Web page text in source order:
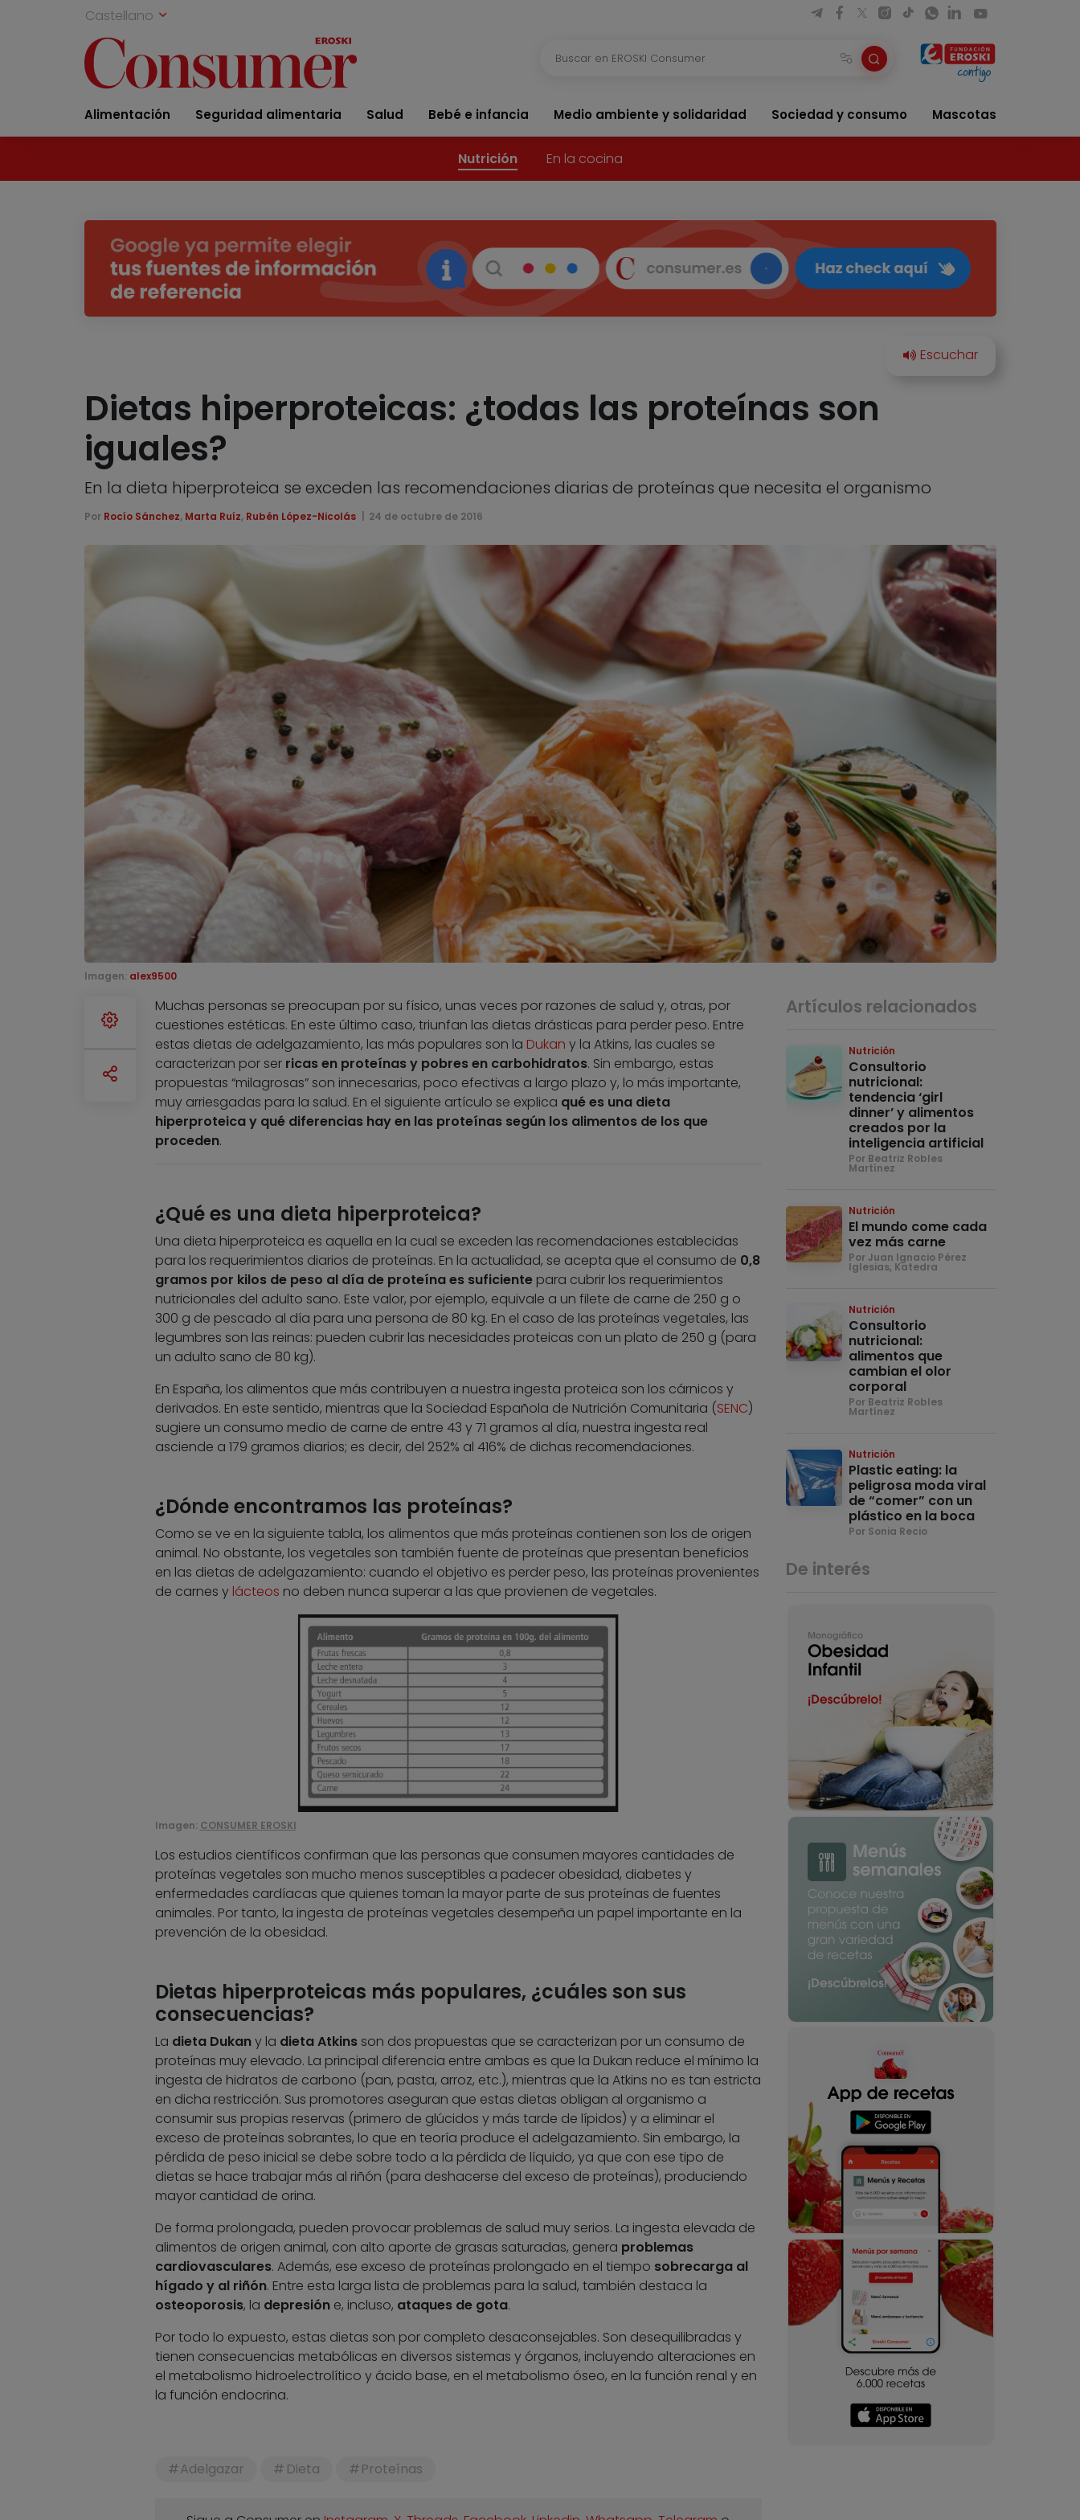
Castellano
Alimentación Seguridad alimentaria Salud Bebé e infancia Medio ambiente y solidaridad Sociedad y consumo Mascotas
Nutrición En la cocina
Dietas hiperproteicas: ¿todas las proteínas son
iguales?
En la dieta hiperproteica se exceden las recomendaciones diarias de proteínas que necesita el organismo
Por Rocío Sánchez, Marta Ruíz, Rubén López-Nicolás 24 de octubre de 2016
Imagen: alex9500
Muchas personas se preocupan por su físico, unas veces por razones de salud y, otras, por
cuestiones estéticas. En este último caso, triunfan las dietas drásticas para perder peso. Entre
estas dietas de adelgazamiento, las más populares son la Dukan y la Atkins, las cuales se
caracterizan por ser ricas en proteínas y pobres en carbohidratos. Sin embargo, estas
propuestas “milagrosas” son innecesarias, poco efectivas a largo plazo y, lo más importante,
muy arriesgadas para la salud. En el siguiente artículo se explica qué es una dieta
hiperproteica y qué diferencias hay en las proteínas según los alimentos de los que
proceden.
¿Qué es una dieta hiperproteica?
Una dieta hiperproteica es aquella en la cual se exceden las recomendaciones establecidas
para los requerimientos diarios de proteínas. En la actualidad, se acepta que el consumo de 0,8
gramos por kilos de peso al día de proteína es suficientepara cubrir los requerimientos
nutricionales del adulto sano. Este valor, por ejemplo, equivale a un filete de carne de 250 g o
300 g de pescado al día para una persona de 80 kg. En el caso de las proteínas vegetales, las
legumbres son las reinas: pueden cubrir las necesidades proteicas con un plato de 250 g (para
un adulto sano de 80 kg).
En España, los alimentos que más contribuyen a nuestra ingesta proteica son los cárnicos y
derivados. En este sentido, mientras que la Sociedad Española de Nutrición Comunitaria (SENC)
sugiere un consumo medio de carne de entre 43 y 71 gramos al día, nuestra ingesta real
asciende a 179 gramos diarios; es decir, del 252% al 416% de dichas recomendaciones.
¿Dónde encontramos las proteínas?
Como se ve en la siguiente tabla, los alimentos que más proteínas contienen son los de origen
animal. No obstante, los vegetales son también fuente de proteínas que presentan beneficios
en las dietas de adelgazamiento: cuando el objetivo es perder peso, las proteínas provenientes
de carnes y lácteos no deben nunca superar a las que provienen de vegetales.
Imagen: CONSUMER EROSKI
Los estudios científicos confirman que las personas que consumen mayores cantidades de
proteínas vegetales son mucho menos susceptibles a padecer obesidad, diabetes y
enfermedades cardíacas que quienes toman la mayor parte de sus proteínas de fuentes
animales. Por tanto, la ingesta de proteínas vegetales desempeña un papel importante en la
prevención de la obesidad.
Dietas hiperproteicas más populares, ¿cuáles son sus
consecuencias?
La dieta Dukany la dieta Atkinsson dos propuestas que se caracterizan por un consumo de
proteínas muy elevado. La principal diferencia entre ambas es que la Dukan reduce el mínimo la
ingesta de hidratos de carbono (pan, pasta, arroz, etc.), mientras que la Atkins no es tan estricta
en dicha restricción. Sus promotores aseguran que estas dietas obligan al organismo a
consumir sus propias reservas (primero de glúcidos y más tarde de lípidos) y a eliminar el
exceso de proteínas sobrantes, lo que en teoría produce el adelgazamiento. Sin embargo, la
pérdida de peso inicial se debe sobre todo a la pérdida de líquido, ya que con ese tipo de
dietas se hace trabajar más al riñón (para deshacerse del exceso de proteínas), produciendo
mayor cantidad de orina.
De forma prolongada, pueden provocar problemas de salud muy serios. La ingesta elevada de
alimentos de origen animal, con alto aporte de grasas saturadas, genera problemas
cardiovasculares. Además, ese exceso de proteínas prolongado en el tiempo sobrecarga al
hígado y al riñón. Entre esta larga lista de problemas para la salud, también destaca la
osteoporosis, la depresióne, incluso, ataques de gota.
Por todo lo expuesto, estas dietas son por completo desaconsejables. Son desequilibradas y
tienen consecuencias metabólicas en diversos sistemas y órganos, incluyendo alteraciones en
el metabolismo hidroelectrolítico y ácido base, en el metabolismo óseo, en la función renal y en
la función endocrina.
Adelgazar Dieta Proteínas
Artículos relacionados
Nutrición
Consultorio
nutricional:
tendencia ‘girl
dinner’ y alimentos
creados por la
inteligencia artificial
Por Beatriz Robles
Martínez
Nutrición
El mundo come cada
vez más carne
Por Juan Ignacio Pérez
Iglesias, Katedra
Nutrición
Consultorio
nutricional:
alimentos que
cambian el olor
corporal
Por Beatriz Robles
Martínez
Nutrición
Plastic eating: la
peligrosa moda viral
de “comer” con un
plástico en la boca
Por Sonia Recio
De interés